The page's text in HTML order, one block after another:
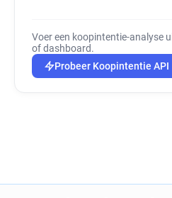
Voer een koopintentie-analyse
of dashboard.
Probeer Koopintentie API